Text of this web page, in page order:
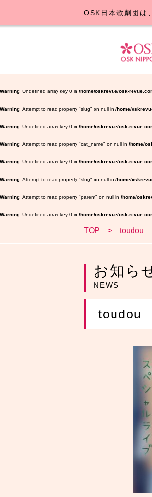
Warning : Undefined array key 0 in /home/oskrevue/osk-
Warning : Attempt to read property "slug" on null in /home/
Warning : Undefined array key 0 in /home/oskrevue/osk-
Warning : Attempt to read property "cat_name" on null in /home/
Warning : Undefined array key 0 in /home/oskrevue/osk-
Warning : Attempt to read property "slug" on null in /home/
Warning : Attempt to read property "parent" on null in /home/
Warning : Undefined array key 0 in /home/oskrevue/osk-
OSK日本歌劇団は
TOP toudou
お知ら
NEWS
toudou